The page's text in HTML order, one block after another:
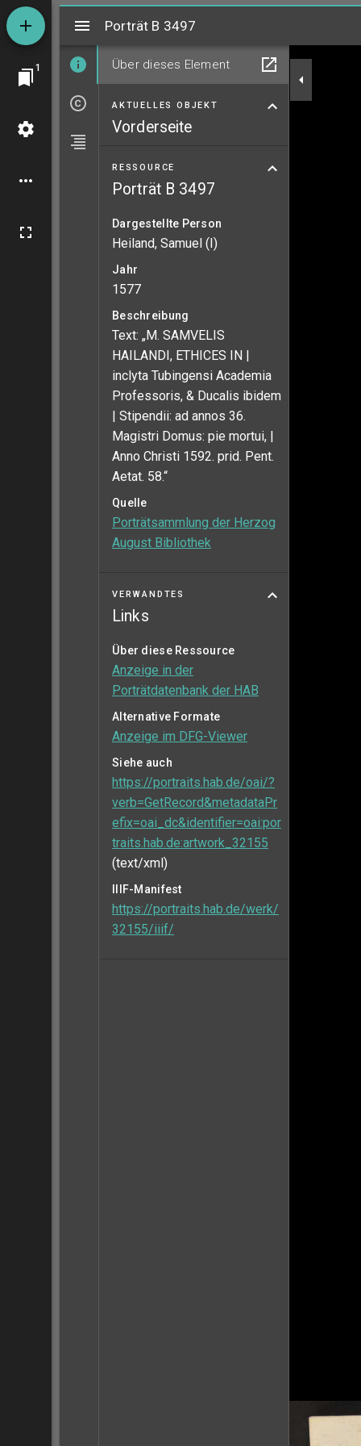
1
MiradorPorträt B 3497
Über dieses Element
AKTUELLES OBJEKT
Vorderseite
RESSOURCE
Porträt B 3497
Dargestellte Person
Heiland, Samuel (I)
Jahr
1577
Beschreibung
Text: „M. SAMVELIS
HAILANDI, ETHICES IN |
inclyta Tubingensi Academia
Professoris, & Ducalis ibidem
| Stipendii: ad annos 36.
Magistri Domus: pie mortui, |
Anno Christi 1592. prid. Pent.
Aetat. 58.“
Quelle
Porträtsammlung der Herzog
August Bibliothek
VERWANDTES
Links
Über diese Ressource
Anzeige in der
Porträtdatenbank der HAB
Alternative Formate
Anzeige im DFG-Viewer
Siehe auch
https://portraits.hab.de/oai/?
verb=GetRecord&metadataPr
efix=oai_dc&identifier=oai:por
traits.hab.de:artwork_32155
(text/xml)
IIIF-Manifest
https://portraits.hab.de/werk/
32155/iiif/
Porträt B 3497